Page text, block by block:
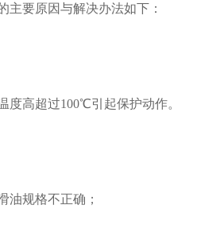
主要原因与解决办法如下：
度高超过100℃引起保护动作。
油规格不正确；